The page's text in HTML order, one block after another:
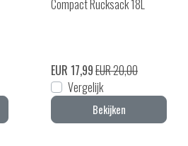
Compact Rucksack 18L
EUR 17,99EUR 20,00
Vergelijk
Bekijken